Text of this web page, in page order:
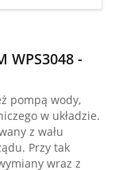
WPS3048 -
pompą wody,
w układzie.
z wału
Przy tak
wraz z